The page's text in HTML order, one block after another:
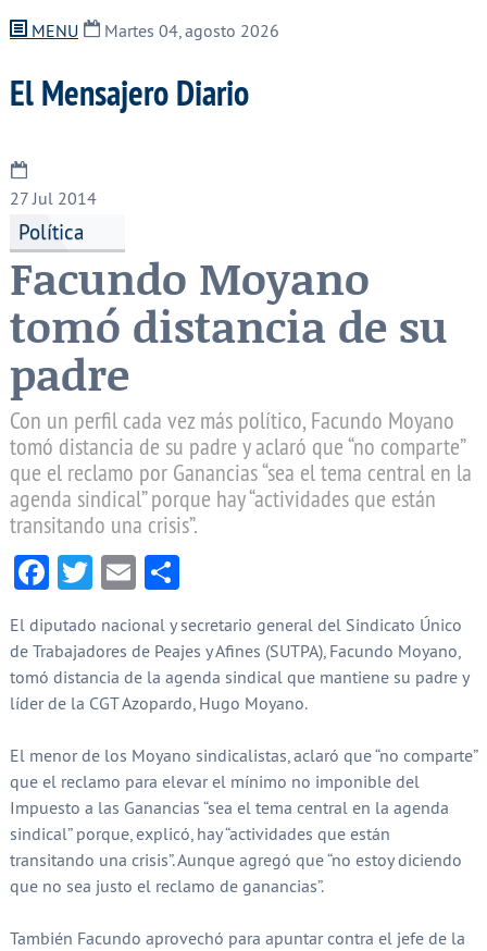
MENU Martes 04, agosto 2026
El Mensajero Diario
27Jul 2014
Política
Facundo Moyano
tomó distancia de su
padre
Con un perfil cada vez más político, Facundo Moyano
tomó distancia de su padre y aclaró que “no comparte”
que el reclamo por Ganancias “sea el tema central en la
agenda sindical” porque hay “actividades que están
transitando una crisis”.
Facebook
Twitter
EmailCompartir
El diputado nacional y secretario general del Sindicato Único
de Trabajadores de Peajes y Afines (SUTPA), Facundo Moyano,
tomó distancia de la agenda sindical que mantiene su padre y
líder de la CGT Azopardo, Hugo Moyano.
El menor de los Moyano sindicalistas, aclaró que “no comparte”
que el reclamo para elevar el mínimo no imponible del
Impuesto a las Ganancias “sea el tema central en la agenda
sindical” porque, explicó, hay “actividades que están
transitando una crisis”. Aunque agregó que “no estoy diciendo
que no sea justo el reclamo de ganancias”.
También Facundo aprovechó para apuntar contra el jefe de la